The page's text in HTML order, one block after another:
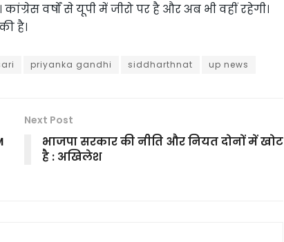
वर्षों से यूपी में जीरो पर है और अब भी वहीं रहेगी।
है।
priyanka gandhi siddharthnat up news
Next Post
भाजपा सरकार की नीति और नियत दोनों में खोट
है : अखिलेश